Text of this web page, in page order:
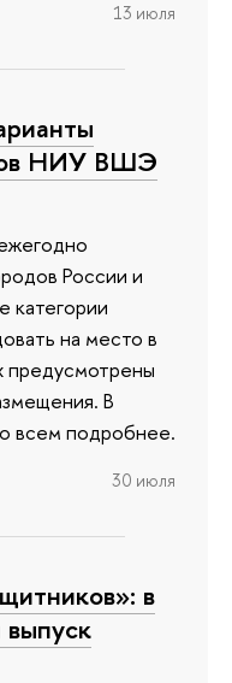
13 июля
НИУ ВШЭ
России и
категории
на место в
предусмотрены
В
всем подробнее.
30 июля
в